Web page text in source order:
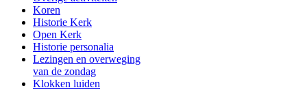
Koren
Historie Kerk
Open Kerk
Historie personalia
Lezingen en overweging
van de zondag
Klokken luiden